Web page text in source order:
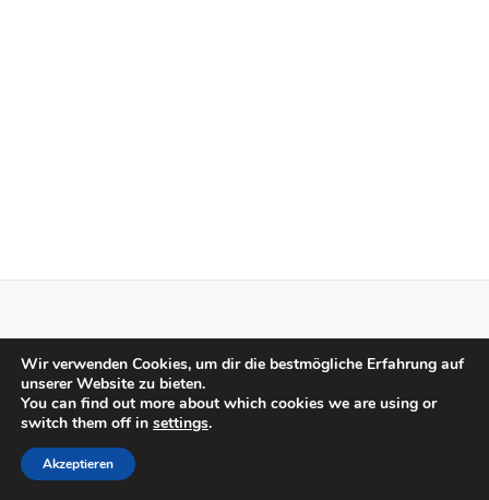
Privacy Policy
Impressum
© 2024 Basketballclub Geldern
Wir verwenden Cookies, um dir die bestmögliche Erfahrung auf
unserer Website zu bieten.
You can find out more about which cookies we are using or
switch them off in settings.
Akzeptieren